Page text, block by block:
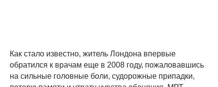
Как стало известно, житель Лондона впервые
обратился к врачам еще в 2008 году, пожаловавшись
на сильные головные боли, судорожные припадки,